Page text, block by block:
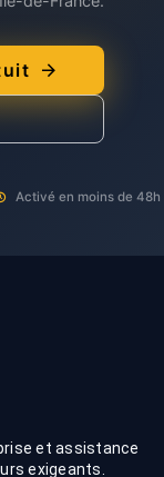
Activé en moins de 48h
et assistance
exigeants.